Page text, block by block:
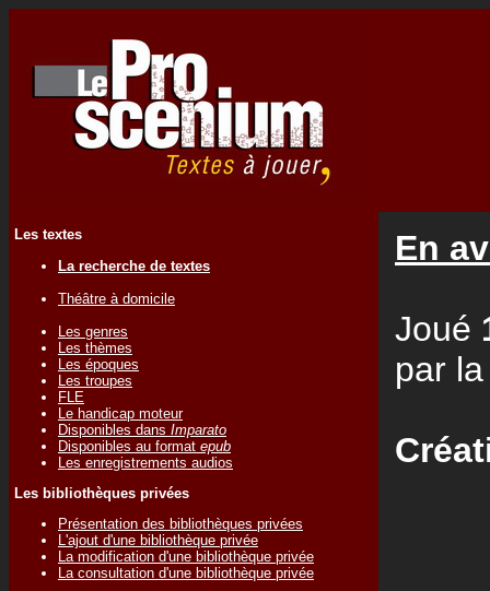
Les textes
La recherche de textes
Théâtre à domicile
Les genres
Les thèmes
Les époques
Les troupes
FLE
Le handicap moteur
Disponibles dans Imparato
Disponibles au format epub
Les enregistrements audios
Les bibliothèques privées
Présentation des bibliothèques privées
L'ajout d'une bibliothèque privée
La modification d'une bibliothèque privée
La consultation d'une bibliothèque privée
En
Joué
par